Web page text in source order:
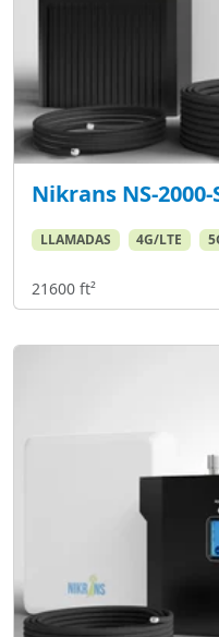
Nikrans NS-
LLAMADAS 4G/LTE
21600 ft²